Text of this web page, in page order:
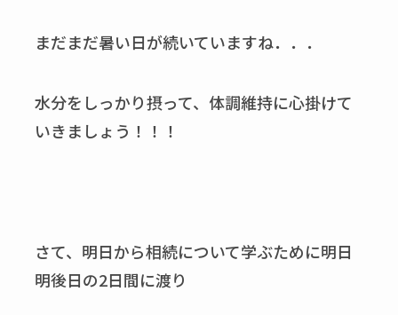
まだまだ暑い日が続いていますね．．．
水分をしっかり摂って、体調維持に心掛けて
いきましょう！！！
さて、明日から相続について学ぶために明日
明後日の2日間に渡り